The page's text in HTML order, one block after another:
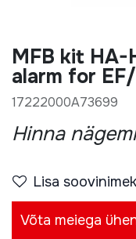
MFB kit
alarm for
17222000A73699
Hinna
Lisa
Võta meiega